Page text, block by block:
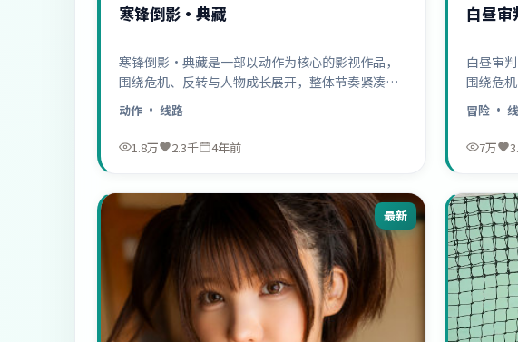
寒锋倒影·典藏
寒锋倒影·典藏是一部以动作为核心的影视作品，
围绕危机、反转与人物成长展开，整体节奏紧凑，
值得推荐观看。
动作 · 线路
1.8万 2.3千 4年前
白昼
白昼审
围绕危
值得推
冒险 ·
7万
最新